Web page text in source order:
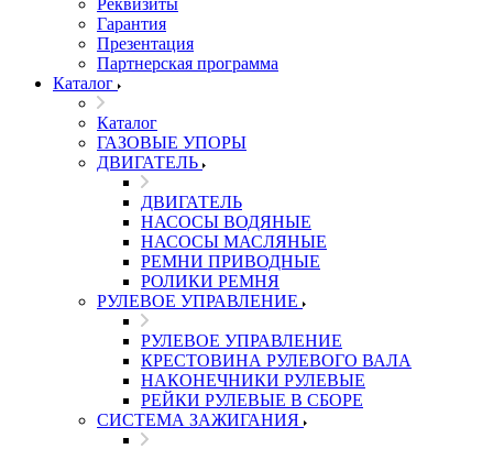
Реквизиты
Гарантия
Презентация
Партнерская программа
Каталог
Каталог
ГАЗОВЫЕ УПОРЫ
ДВИГАТЕЛЬ
ДВИГАТЕЛЬ
НАСОСЫ ВОДЯНЫЕ
НАСОСЫ МАСЛЯНЫЕ
РЕМНИ ПРИВОДНЫЕ
РОЛИКИ РЕМНЯ
РУЛЕВОЕ УПРАВЛЕНИЕ
РУЛЕВОЕ УПРАВЛЕНИЕ
КРЕСТОВИНА РУЛЕВОГО ВАЛА
НАКОНЕЧНИКИ РУЛЕВЫЕ
РЕЙКИ РУЛЕВЫЕ В СБОРЕ
СИСТЕМА ЗАЖИГАНИЯ